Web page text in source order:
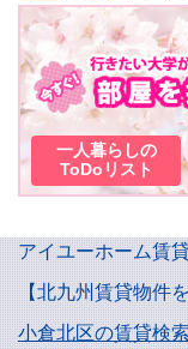
一人暮らしの
ToDoリスト
アイユーホーム賃
【北九州賃貸物件
小倉北区の賃貸検